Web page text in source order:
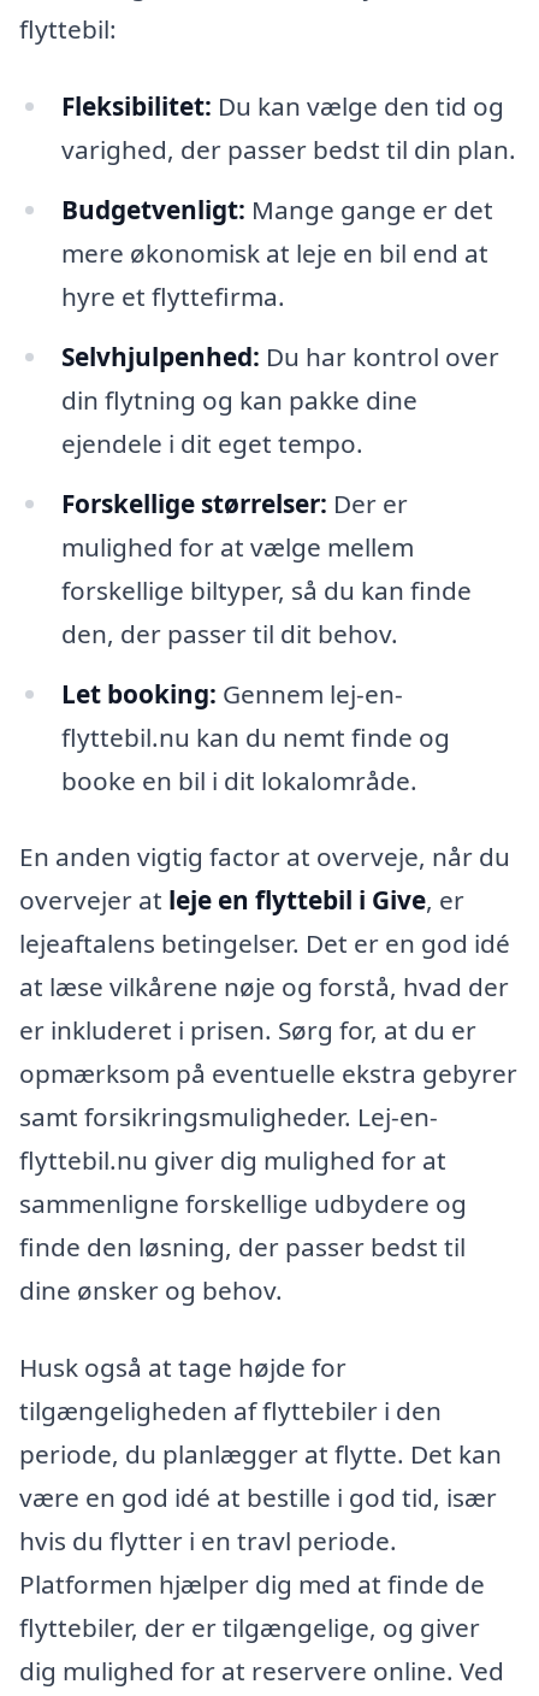
flyttebil:
Fleksibilitet: Du kan vælge den tid og
varighed, der passer bedst til din plan.
Budgetvenligt: Mange gange er det
mere økonomisk at leje en bil end at
hyre et flyttefirma.
Selvhjulpenhed: Du har kontrol over
din flytning og kan pakke dine
ejendele i dit eget tempo.
Forskellige størrelser: Der er
mulighed for at vælge mellem
forskellige biltyper, så du kan finde
den, der passer til dit behov.
Let booking: Gennem lej-en-
flyttebil.nu kan du nemt finde og
booke en bil i dit lokalområde.
En anden vigtig factor at overveje, når du
overvejer at leje en flyttebil i Give, er
lejeaftalens betingelser. Det er en god idé
at læse vilkårene nøje og forstå, hvad der
er inkluderet i prisen. Sørg for, at du er
opmærksom på eventuelle ekstra gebyrer
samt forsikringsmuligheder. Lej-en-
flyttebil.nu giver dig mulighed for at
sammenligne forskellige udbydere og
finde den løsning, der passer bedst til
dine ønsker og behov.
Husk også at tage højde for
tilgængeligheden af flyttebiler i den
periode, du planlægger at flytte. Det kan
være en god idé at bestille i god tid, især
hvis du flytter i en travl periode.
Platformen hjælper dig med at finde de
flyttebiler, der er tilgængelige, og giver
dig mulighed for at reservere online. Ved